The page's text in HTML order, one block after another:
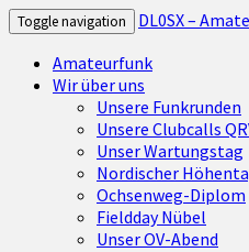
Toggle navigation
DL0SX –
Amateurfunk
Wir über uns
Unsere Funkrunden
Unsere Clubcalls
Unser Wartungstag
Nordischer
Ochsenweg-Diplom
Fieldday Nübel
Unser OV-Abend